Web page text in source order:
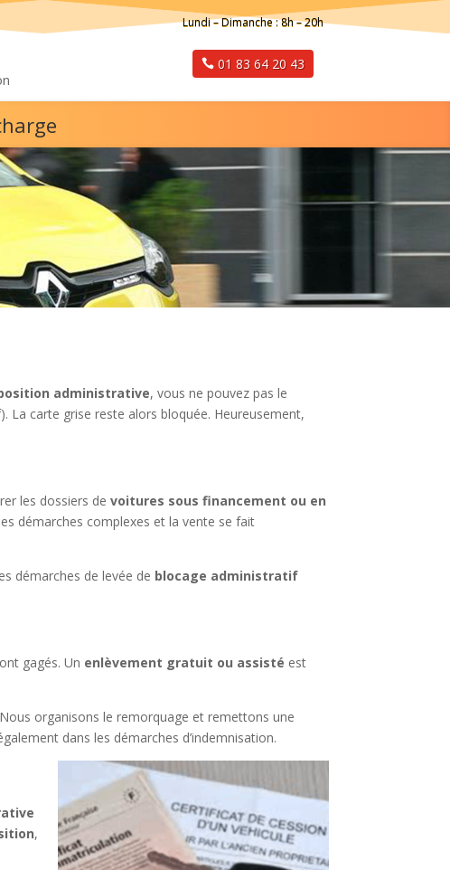
Lundi – Dimanche : 8h – 20h
01 83 64 20 43
administrative, vous ne pouvez pas le
La carte grise reste alors bloquée. Heureusement,
les dossiers devoitures sous financement ou en
démarches complexes et la vente se fait
démarches de levée de blocage administratif
gagés. Un enlèvement gratuit ou assisté est
organisons le remorquage et remettons une
dans les démarches d’indemnisation.
,